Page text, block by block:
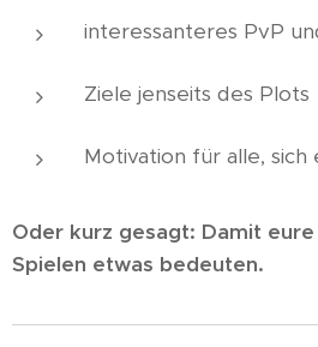
interessanteres PvP
Ziele jenseits des Plots
Motivation für alle, sich
Oder kurz gesagt: Damit
Spielen etwas bedeuten.